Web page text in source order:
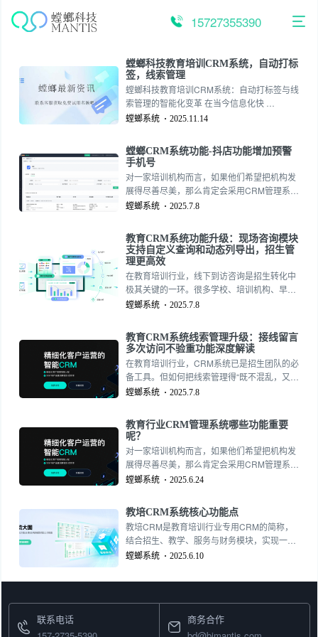
15727355390
螳螂科技教育培训CRM系统，自动打标
签，线索管理
螳螂科技教育培训CRM系统：自动打标签与线
索管理的智能化变革 在当今信息化快 …
螳螂系统 2025.11.14
螳螂CRM系统功能-抖店功能增加预警
手机号
对一家培训机构而言，如果他们希望把机构发
展得尽善尽美，那么肯定会采用CRM管理系
统。当今许多教育机构中，他们都会采用这一
机构的重要组成部分。也许有人会问，什么样
的教育行业CRM管理系统比较好？
螳螂系统 2025.7.8
教育CRM系统功能升级：现场咨询模块
支持自定义查询和动态列导出，招生管
理更高效
在教育培训行业，线下到访咨询是招生转化中
极其关键的一环。很多学校、培训机构、早教
中心都会用教育CRM系统来管理到访客户、记
级：现场咨询模块支持自定义查询和动态列导
出，招生管理更高效
螳螂系统 2025.7.8
教育CRM系统线索管理升级：接线留言
多次访问不验重功能深度解读
在教育培训行业，CRM系统已是招生团队的必
备工具。但如何把线索管理得“既不混乱，又不
遗漏”，一直是行业头疼的问题。为了解决这个
留言线索多次访问可设置为不验重”功能，让线
索管理更加灵活、实用。
螳螂系统 2025.7.8
教育行业CRM管理系统哪些功能重要
呢？
对一家培训机构而言，如果他们希望把机构发
展得尽善尽美，那么肯定会采用CRM管理系
统。当今许多教育机构中，他们都会采用这一
机构的重要组成部分。也许有人会问，什么样
的教育行业CRM管理系统比较好？
螳螂系统 2025.6.24
教培CRM系统核心功能点
教培CRM是教育培训行业专用CRM的简称，
结合招生、教学、服务与财务模块，实现一体
化管理。教培CRM系统核心功能点教培CRM-
螳螂系统 2025.6.10
联系电话
商务合作